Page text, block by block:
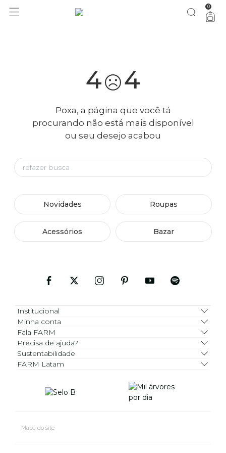
você merece 30% OFF pra comemorar com a gente aproveita! 0
4 4
Poxa, a página que você tá
procurando não está mais disponível
ou seu desejo acabou
Novidades Roupas
Acessórios Bazar
Institucional
Minha conta
Fala FARM
Precisa de ajuda?
Sustentabilidade
FARM Latam
Mapa do site